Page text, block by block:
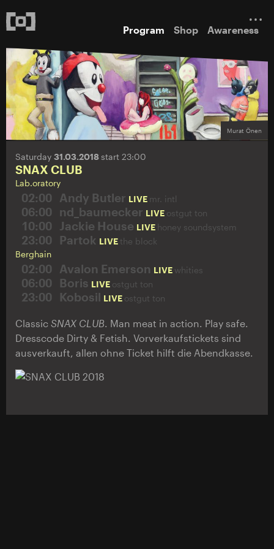
Program Shop Awareness
Murat Önen
Saturday 31.03.2018start 23:00
SNAX CLUB
Lab.oratory
02:00 Andy Butler LIVE mr. intl
06:00 nd_baumecker LIVE ostgut ton
10:00 Jackie House LIVE honey soundsystem
23:00 Partok LIVE the block
Berghain
02:00 Avalon Emerson LIVE whities
06:00 Boris LIVE ostgut ton
23:00 Kobosil LIVE ostgut ton
Classic SNAX CLUB . Man meat in action. Play safe.
Dresscode Dirty & Fetish. Vorverkaufstickets sind
ausverkauft, allen ohne Ticket hilft die Abendkasse.